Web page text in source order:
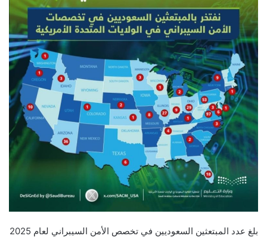
بلغ عدد المبتعثين السعوديين في تخصص الأمن السيبراني لعام 2025